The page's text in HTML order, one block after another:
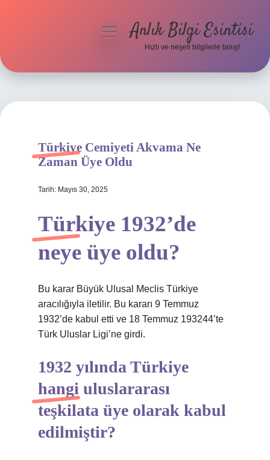
Hakkımızda
menüyüAnlık Bilgi Esintisi
Hızlı ve neşeli bilgilerle tanış!
Türkiye Cemiyeti Akvama Ne
Zaman Üye Oldu
Tarih: Mayıs 30, 2025
Türkiye 1932’de
neye üye oldu?
Bu karar Büyük Ulusal Meclis Türkiye
aracılığıyla iletilir. Bu kararı 9 Temmuz
1932’de kabul etti ve 18 Temmuz 193244’te
Türk Uluslar Ligi’ne girdi.
1932 yılında Türkiye
hangi uluslararası
teşkilata üye olarak kabul
edilmiştir?